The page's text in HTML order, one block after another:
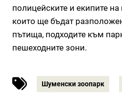
полицейските и екипите
които ще бъдат
пътища, подходите към
пешеходните зони.
Шуменски зоопарк